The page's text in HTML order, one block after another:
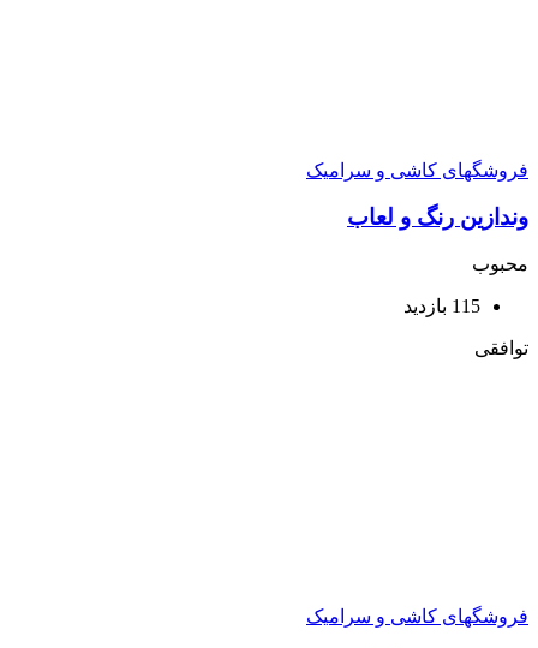
فروشگهای کاشی و سرامیک
وندازین رنگ و لعاب
محبوب
115 بازدید
توافقی
فروشگهای کاشی و سرامیک